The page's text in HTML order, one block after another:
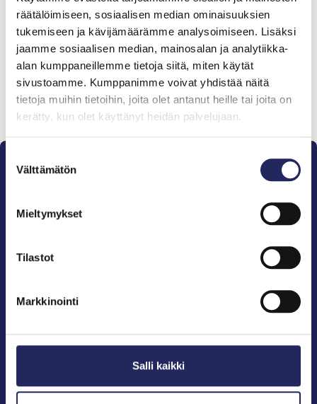
räätälöimiseen, sosiaalisen median ominaisuuksien
tukemiseen ja kävijämäärämme analysoimiseen. Lisäksi
jaamme sosiaalisen median, mainosalan ja analytiikka-
alan kumppaneillemme tietoja siitä, miten käytät
sivustoamme. Kumppanimme voivat yhdistää näitä
tietoja muihin tietoihin, joita olet antanut heille tai joita on
kerätty, kun olet käyttänyt heidän palvelujaan.
valinta
Välttämätön
Mieltymykset
Tilastot
Markkinointi
Salli kaikki
Tiimille tehdyt
lahjoitukset
Lahjoita ja liity tähän tiimiin
sukupolville.
John Nurmisen Säätiö on Itämeren suojelija, meren
merikirjallisuuden kustantaja.
John Nurmisen Säätiö sr.
00240 Helsinki